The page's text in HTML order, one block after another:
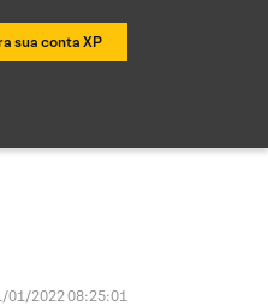
sua conta XP
01/2022 08:25:01